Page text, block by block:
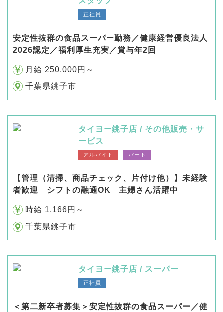
正社員
安定性抜群の食品スーパー勤務／健康経営優良法人
2026認定／福利厚生充実／賞与年2回
月給 250,000円～
千葉県銚子市
タイヨー銚子店 / その他販売・サ
ービス
アルバイト パート
【管理（清掃、商品チェック、片付け他）】未経験
者歓迎 シフトの融通OK 主婦さん活躍中
時給 1,166円～
千葉県銚子市
タイヨー銚子店 / スーパー
正社員
＜第二新卒者募集＞安定性抜群の食品スーパー／健